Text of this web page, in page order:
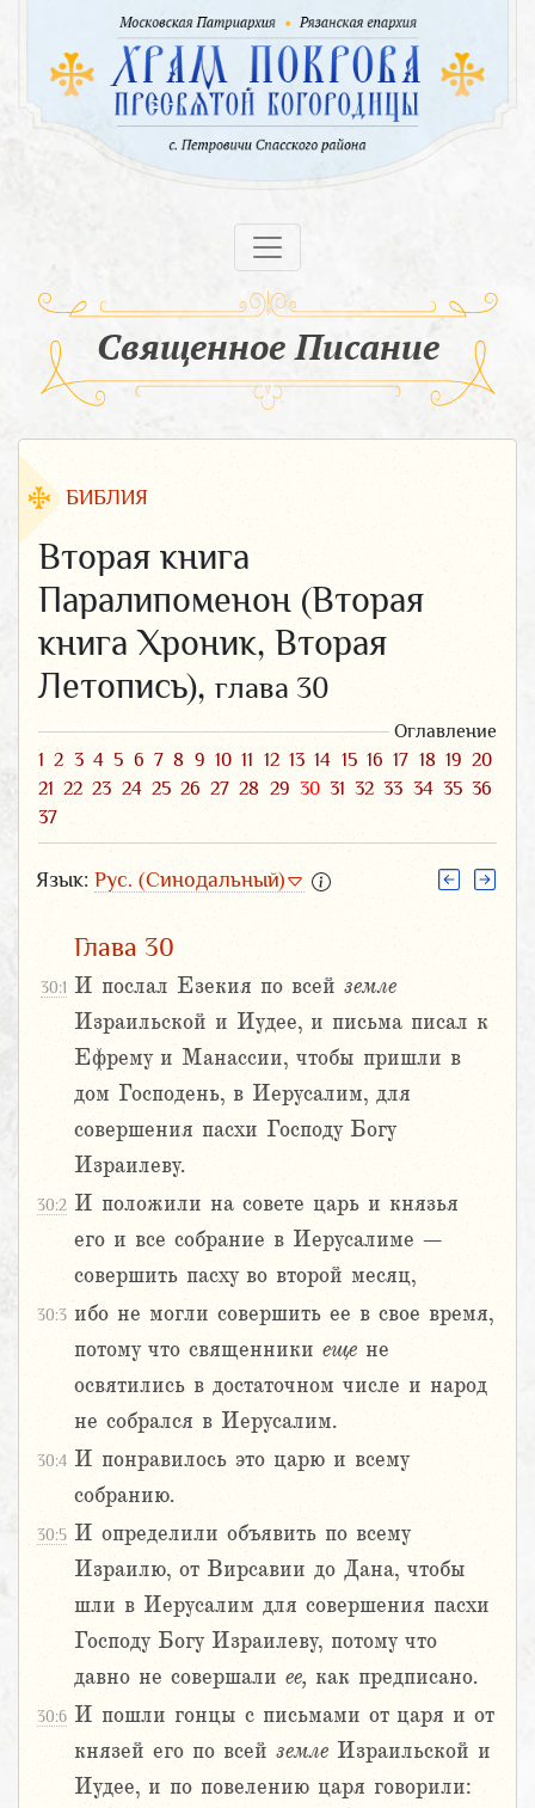
Священное Писание
БИБЛИЯ
Вторая книга
Паралипоменон (Вторая
книга Хроник, Вторая
Летопись), глава 30
Оглавление
1 2 3 4 5 6 7 8 9 10 11 12 13 14 15 16 17 18 19 20
21 22 23 24 25 26 27 28 29 30 31 32 33 34 35 36
37
Язык: Рус. (Синодальный)
Глава 30
30:1 И послал Езекия по всей земле
Израильской и Иудее, и письма писал к
Ефрему и Манассии, чтобы пришли в
дом Господень, в Иерусалим, для
совершения пасхи Господу Богу
Израилеву.
30:2 И положили на совете царь и князья
его и все собрание в Иерусалиме –
совершить пасху во второй месяц,
30:3 ибо не могли совершить ее в свое время,
потому что священники еще не
освятились в достаточном числе и народ
не собрался в Иерусалим.
30:4 И понравилось это царю и всему
собранию.
30:5 И определили объявить по всему
Израилю, от Вирсавии до Дана, чтобы
шли в Иерусалим для совершения пасхи
Господу Богу Израилеву, потому что
давно не совершали ее, как предписано.
30:6 И пошли гонцы с письмами от царя и от
князей его по всей земле Израильской и
Иудее, и по повелению царя говорили: